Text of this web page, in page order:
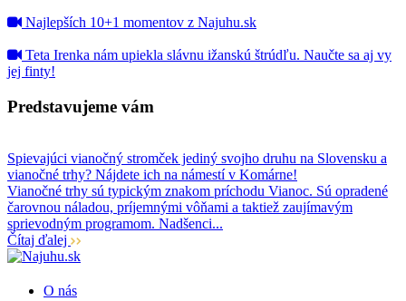
Najlepších 10+1 momentov z Najuhu.sk
Teta Irenka nám upiekla slávnu ižanskú štrúdľu. Naučte sa aj vy
jej finty!
Predstavujeme vám
Spievajúci vianočný stromček jediný svojho druhu na Slovensku a
vianočné trhy? Nájdete ich na námestí v Komárne!
Vianočné trhy sú typickým znakom príchodu Vianoc. Sú opradené
čarovnou náladou, príjemnými vôňami a taktiež zaujímavým
sprievodným programom. Nadšenci...
Čítaj ďalej
O nás